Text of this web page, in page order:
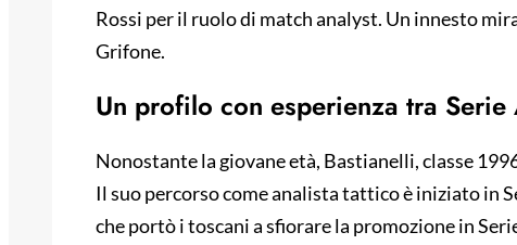
Rossi per il ruolo di match analyst. Un innesto
Grifone.
Un profilo con esperienza tra Serie
Nonostante la giovane età, Bastianelli, classe
Il suo percorso come analista tattico è iniziato in
che portò i toscani a sfiorare la promozione in